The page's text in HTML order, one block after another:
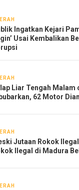
Ingatkan Kejari
Usai Kembalikan
Liar Tengah Malam
62 Motor
Jutaan Rokok
Ilegal di Madura